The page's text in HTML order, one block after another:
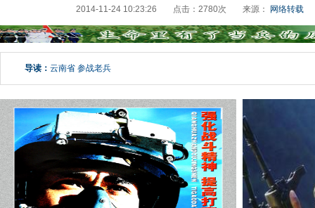
2014-11-24 10:23:26 点击： 2780次 来源： 网络转载
导读： 云南省 参战老兵